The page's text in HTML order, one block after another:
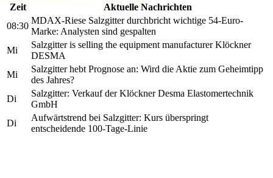
Zeit
Aktuelle Nachrichten
08:30
MDAX-Riese Salzgitter durchbricht wichtige 54-Euro-
Marke: Analysten sind gespalten
Mi
Salzgitter is selling the equipment manufacturer Klöckner
DESMA
Mi
Salzgitter hebt Prognose an: Wird die Aktie zum Geheimtipp
des Jahres?
Di
Salzgitter: Verkauf der Klöckner Desma Elastomertechnik
GmbH
Di
Aufwärtstrend bei Salzgitter: Kurs überspringt
entscheidende 100-Tage-Linie